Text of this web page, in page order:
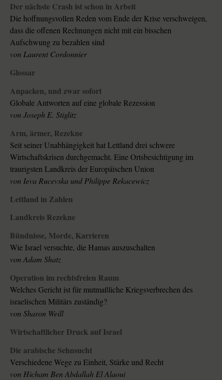
Der nächste Crash ist schon in Arbeit
Die hoffnungsvollen Reden vom Ende der Krise verschweigen,
dass die offenen Rechnungen nicht mit ein bisschen
Aufschwung zu bezahlen sind
von Laurent Cordonnier
Glossar
Anpacken, und zwar sofort
Globale Antworten auf eine globale Rezession
von Joseph E. Stiglitz
Arm, ärmer, Rezekne
Seit seiner Unabhängigkeit hat Lettland drei schwere
Wirtschaftskrisen durchgemacht. Eine Ortsbesichtigung im
traurigsten Landkreis der Europäischen Union
von Ieva Rucevska und Philippe Rekacewicz
Lettland in Zahlen
Landkreis Rezekne
Bündnisse, Morde, Karrieren
Wie Israel versuchte, die Hamas auszuschalten
von Adam Shatz
Operation im rechtsfreien Raum
Welches Gericht ist für mutmaßliche Kriegsverbrechen des
israelischen Militärs zuständig?
von Sharon Weill
Wirtschaftlicher Druck auf Israel
Die arabische Sehnsucht
Verschiedene Wege zu Einheit, Stärke und Recht
von Hicham Ben Abdallah El Alaoui